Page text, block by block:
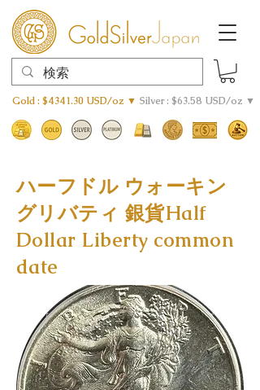
Gold : $4341.30 USD/oz ▼ Silver : $63.58 USD/oz ▼
ハーフドル ウォーキン
グリバティ 銀貨Half
Dollar Liberty common
date